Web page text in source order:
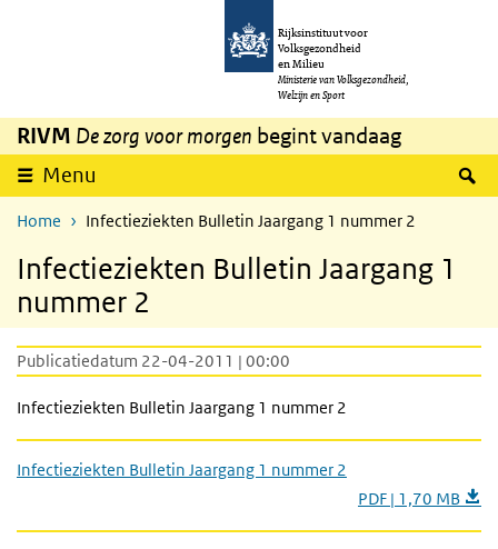
Overslaan en naar de inhoud gaan
Rijksinstituut voor
Volksgezondheid
en Milieu
Ministerie van Volksgezondheid,
Welzijn en Sport
RIVM De zorg voor morgen begint vandaag
Menu
Home Infectieziekten Bulletin Jaargang 1 nummer 2
Infectieziekten Bulletin Jaargang 1
nummer 2
Publicatiedatum 22-04-2011 | 00:00
Infectieziekten Bulletin Jaargang 1 nummer 2
Infectieziekten Bulletin Jaargang 1 nummer 2
PDF | 1,70 MB